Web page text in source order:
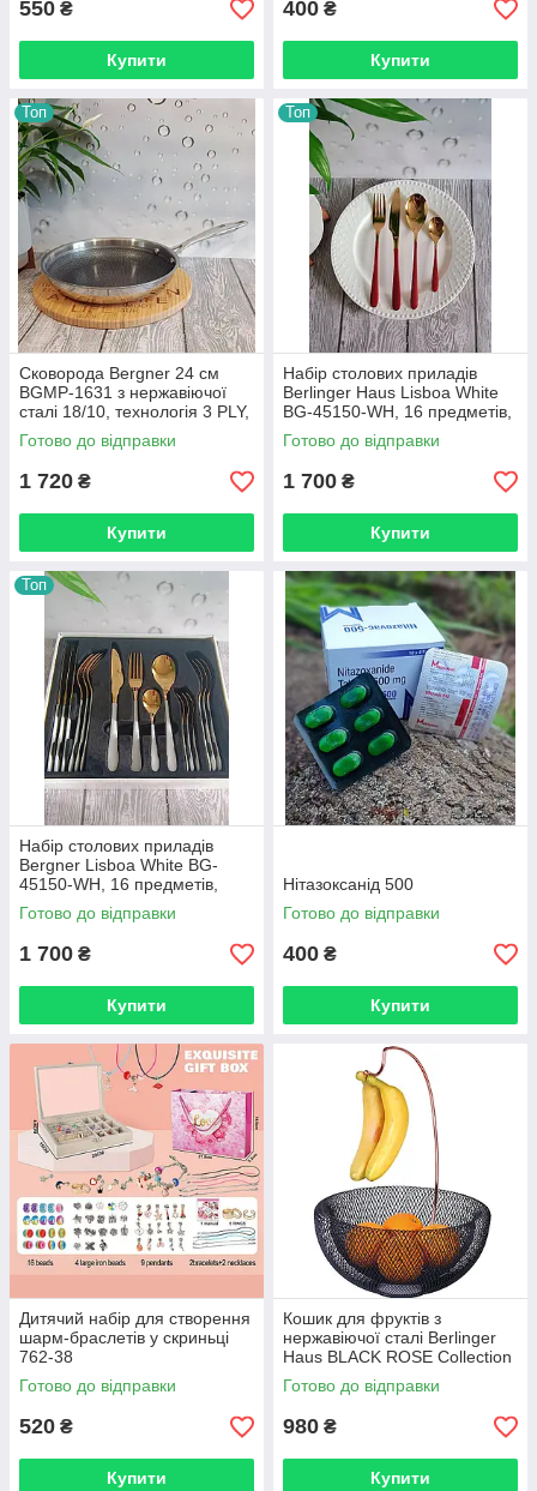
550 ₴
Купити
400 ₴
Купити
Топ
Сковорода Bergner 24 см
BGMP-1631 з нержавіючої
сталі 18/10, технологія 3 PLY,
антипригарне покриття
Eterna
Готово до відправки
1 720 ₴
Купити
Топ
Набір столових приладів
Berlinger Haus Lisboa White
BG-45150-WH, 16 предметів,
нержавіюча сталь, золото з
білими ручками
Готово до відправки
1 700 ₴
Купити
Топ
Набір столових приладів
Bergner Lisboa White BG-
45150-WH, 16 предметів,
нержавіюча сталь, золото з
білими ручками
Готово до відправки
1 700 ₴
Купити
Нітазоксанід 500
Готово до відправки
400 ₴
Купити
Дитячий набір для створення
шарм-браслетів у скриньці
762-38
Готово до відправки
520 ₴
Купити
Кошик для фруктів з
нержавіючої сталі Berlinger
Haus BLACK ROSE Collection
BH 6770
Готово до відправки
980 ₴
Купити